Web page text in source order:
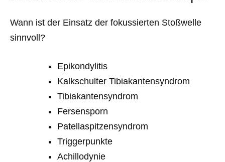
Wann ist der Einsatz der fokussierten Stoßwelle
sinnvoll?
Epikondylitis
Kalkschulter Tibiakantensyndrom
Tibiakantensyndrom
Fersensporn
Patellaspitzensyndrom
Triggerpunkte
Achillodynie